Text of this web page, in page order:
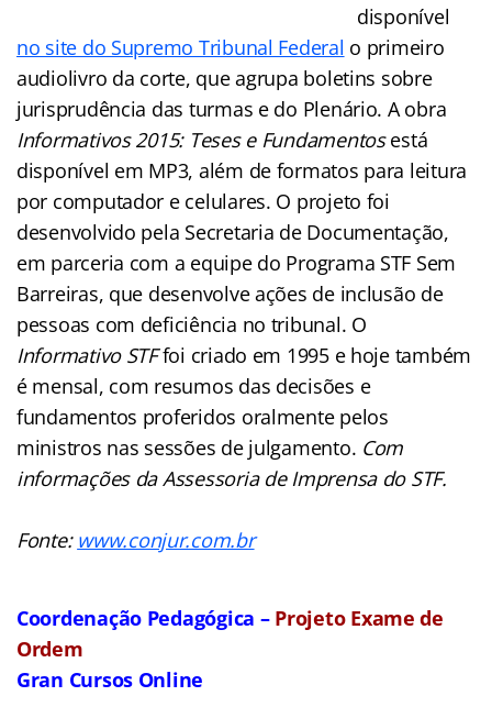
disponível
no site do Supremo Tribunal Federal o primeiro
audiolivro da corte, que agrupa boletins sobre
jurisprudência das turmas e do Plenário. A obra
Informativos 2015: Teses e Fundamentosestá
disponível em MP3, além de formatos para leitura
por computador e celulares. O projeto foi
desenvolvido pela Secretaria de Documentação,
em parceria com a equipe do Programa STF Sem
Barreiras, que desenvolve ações de inclusão de
pessoas com deficiência no tribunal. O
Informativo STFfoi criado em 1995 e hoje também
é mensal, com resumos das decisões e
fundamentos proferidos oralmente pelos
ministros nas sessões de julgamento. Com
informações da Assessoria de Imprensa do STF.
Fonte: www.conjur.com.br
Coordenação Pedagógica – Projeto Exame de
Ordem
Gran Cursos Online